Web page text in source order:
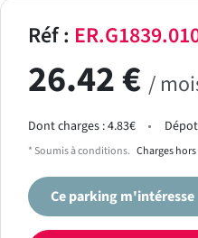
Réf :
26.42 € /
Dont charges : 4.83€
* Soumis à conditions. Charges
Ce parking m'intéresse